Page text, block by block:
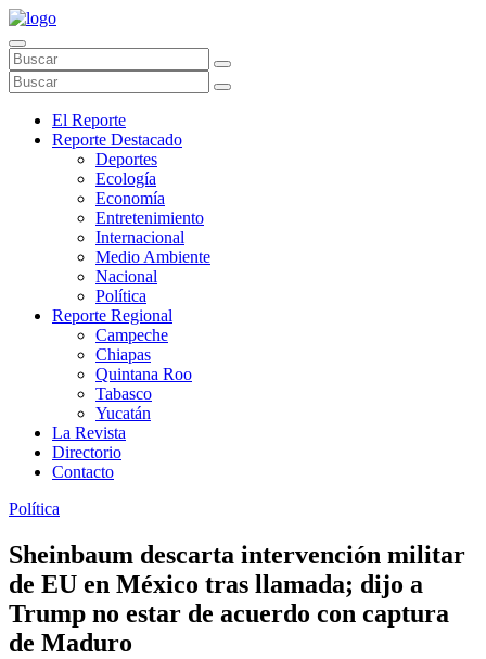
El Reporte
Reporte Destacado
Deportes
Ecología
Economía
Entretenimiento
Internacional
Medio Ambiente
Nacional
Política
Reporte Regional
Campeche
Chiapas
Quintana Roo
Tabasco
Yucatán
La Revista
Directorio
Contacto
Política
Sheinbaum descarta intervención militar
de EU en México tras llamada; dijo a
Trump no estar de acuerdo con captura
de Maduro